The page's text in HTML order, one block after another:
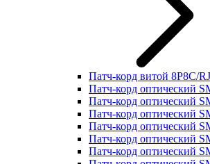
Патч-корд витой 8P8C/
Патч-корд оптический
Патч-корд оптический
Патч-корд оптический
Патч-корд оптический
Патч-корд оптический
Патч-корд оптический